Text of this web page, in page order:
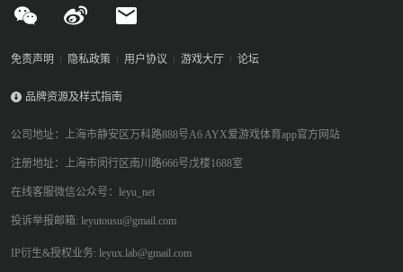
免责声明 隐私政策 用户协议 游戏大厅 论坛
品牌资源及样式指南
公司地址：上海市静安区万科路888号A6 AYX爱游戏体育app官方网站
注册地址：上海市闵行区南川路666号戊楼1688室
在线客服微信公众号：leyu_net
投诉举报邮箱: leyutousu@gmail.com
IP衍生&授权业务: leyux.lab@gmail.com